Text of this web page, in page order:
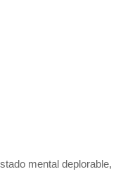
mental deplorable,